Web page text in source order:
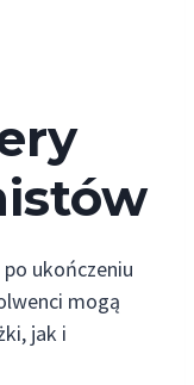
ukończeniu
mogą
jak i